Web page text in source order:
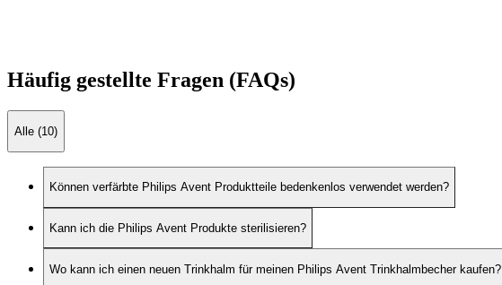
Häufig gestellte Fragen (FAQs)
Alle (10)
Können verfärbte Philips Avent Produktteile bedenkenlos verwendet werden?
Kann ich die Philips Avent Produkte sterilisieren?
Wo kann ich einen neuen Trinkhalm für meinen Philips Avent Trinkhalmbecher kaufen?